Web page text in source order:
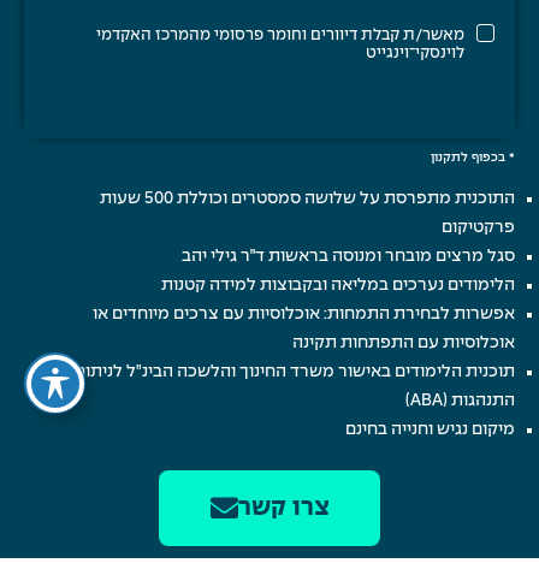
מאשר/ת קבלת דיוורים וחומר פרסומי מהמרכז האקדמי
לוינסקי־וינגייט
* בכפוף לתקנון
התוכנית מתפרסת על שלושה סמסטרים וכוללת 500 שעות
פרקטיקום
סגל מרצים מובחר ומנוסה בראשות ד״ר גילי יהב
הלימודים נערכים במליאה ובקבוצות למידה קטנות
אפשרות לבחירת התמחות: אוכלוסיות עם צרכים מיוחדים או
אוכלוסיות עם התפתחות תקינה
תוכנית הלימודים באישור משרד החינוך והלשכה הבינ"ל לניתוח
התנהגות (ABA)
מיקום נגיש וחנייה בחינם
לימודים היברידיים וגמישים במסלולי בוקר
צרו קשר